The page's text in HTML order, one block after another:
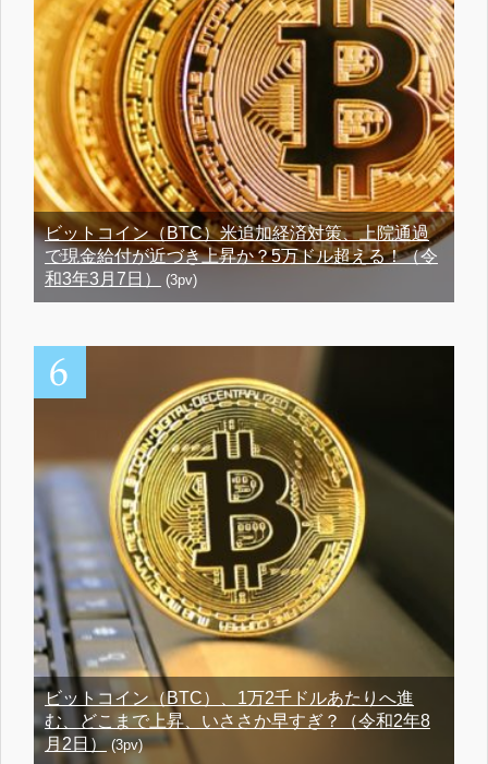
ビットコイン（BTC）米追加経済対策、上院通過
で現金給付が近づき上昇か？5万ドル超える！（令
和3年3月7日）
(3pv)
ビットコイン（BTC）、1万2千ドルあたりへ進
む、どこまで上昇、いささか早すぎ？（令和2年8
月2日）(3pv)